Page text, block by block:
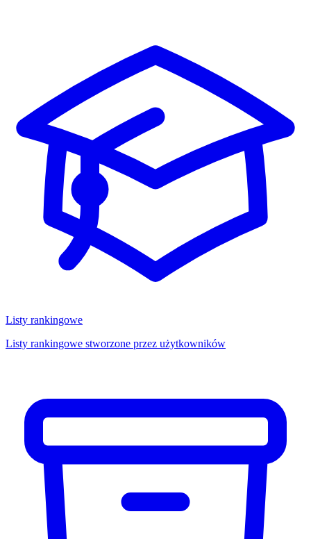
Listy rankingowe
Listy rankingowe stworzone przez użytkowników